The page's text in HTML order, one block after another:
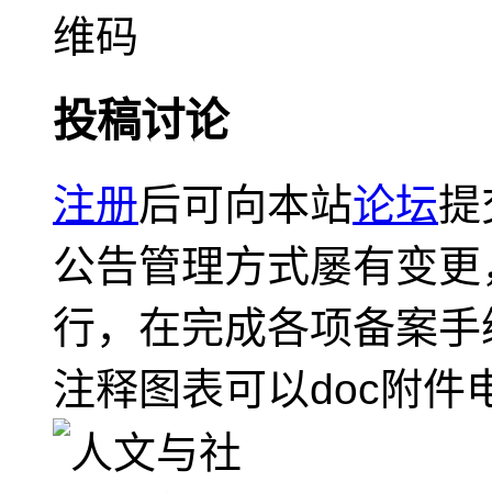
投稿讨论
注册后可向本站论坛提
公告管理方式屡有变
行，在完成各项备案
注释图表可以doc附件